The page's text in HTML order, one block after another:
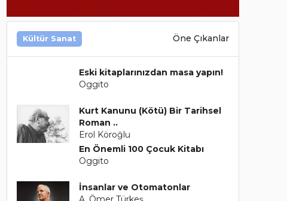
Kültür Sanat Öne Çıkanlar
Eski kitaplarınızdan masa yapın!
Oggito
Kurt Kanunu (Kötü) Bir Tarihsel
Roman ..
Erol Köroğlu
En Önemli 100 Çocuk Kitabı
Oggito
İnsanlar ve Otomatonlar